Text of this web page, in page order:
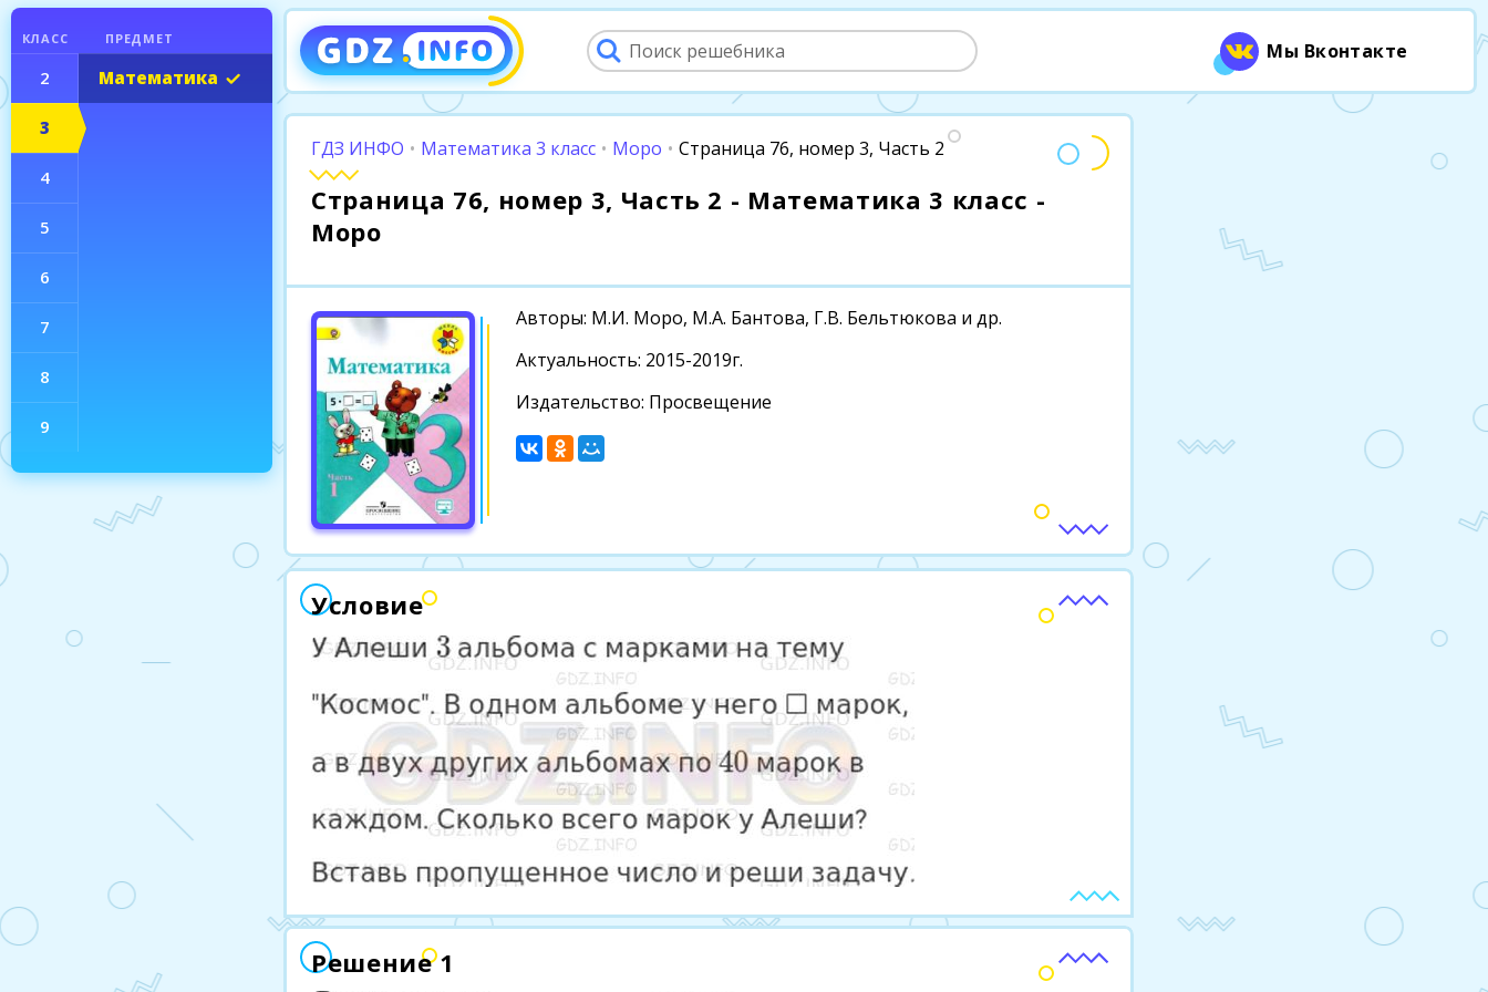
ГДЗ ИНФО • Математика 3 класс • Моро • Страница 76, номер 3, Часть 2
Страница 76, номер 3, Часть 2 - Математика 3 класс -
Моро
Авторы: М.И. Моро, М.А. Бантова, Г.В. Бельтюкова и др.
Актуальность: 2015-2019г.
Издательство: Просвещение
Условие
Решение 1
КЛАСС ПРЕДМЕТ
2
3
Математика
4
5
6
7
8
9
Мы Вконтакте